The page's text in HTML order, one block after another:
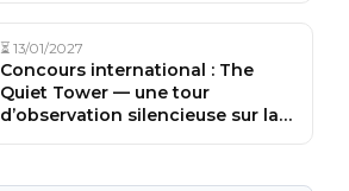
⏳ 13/01/2027
Concours international : The
Quiet Tower — une tour
d’observation silencieuse sur la